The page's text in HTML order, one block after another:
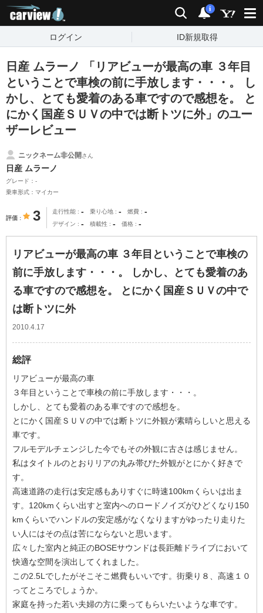
検索 通知
i
ログイン ID新規取得
日産 ムラーノ 「リアビューが最高の車 ３年目
ということで車検の前に手放します・・・。 し
かし、とても愛着のある車ですので感想を。 と
にかく国産ＳＵＶの中では断トツに外」のユー
ザーレビュー
ニックネーム非公開さん
日産 ムラーノ
グレード：-
乗車形式：マイカー
評価 3 走行性能 - 乗り心地 - 燃費 -
デザイン - 積載性 - 価格 -
リアビューが最高の車 ３年目ということで車検の
前に手放します・・・。 しかし、とても愛着のあ
る車ですので感想を。 とにかく国産ＳＵＶの中で
は断トツに外
2010.4.17
総評
リアビューが最高の車
３年目ということで車検の前に手放します・・・。
しかし、とても愛着のある車ですので感想を。
とにかく国産ＳＵＶの中では断トツに外観が素晴らしいと思える
車です。
フルモデルチェンジした今でもその外観に古さは感じません。
私はタイトルのとおりリアの丸み帯びた外観がとにかく好きで
す。
高速道路の走行は安定感もありすぐに時速100kmくらいは出ま
す。120kmくらい出すと室内へのロードノイズがひどくなり150
kmくらいでハンドルの安定感がなくなりますがゆったり走りた
い人にはその点は苦にならないと思います。
広々した室内と純正のBOSEサウンドは長距離ドライブにおいて
快適な空間を演出してくれました。
この2.5Lでしたがそこそこ燃費もいいです。街乗り８、高速１０
ってところでしょうか。
家庭を持った若い夫婦の方に乗ってもらいたいような車です。